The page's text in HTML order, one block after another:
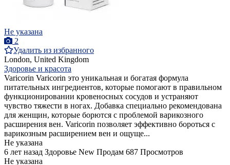
Не указана
2
Удалить из избранного
London, United Kingdom
Здоровье и красота
Varicorin Varicorin это уникальная и богатая формула
питательных ингредиентов, которые помогают в правильном
функционировании кровеносных сосудов и устраняют
чувство тяжести в ногах. Добавка специально рекомендована
для женщин, которые борются с проблемой варикозного
расширения вен. Varicorin позволяет эффективно бороться с
варикозным расширением вен и ощуще...
Не указана
6 лет назад Здоровье New Продам 687 Просмотров
Не указана